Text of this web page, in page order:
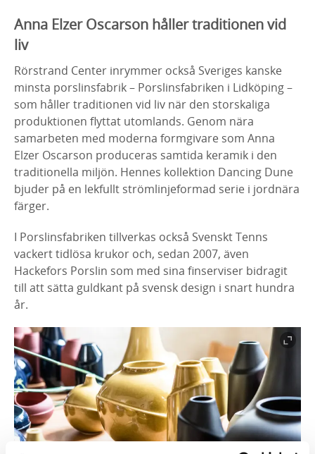
Anna Elzer Oscarson håller traditionen vid
liv
Rörstrand Center inrymmer också Sveriges kanske
minsta porslinsfabrik – Porslinsfabriken i Lidköping –
som håller traditionen vid liv när den storskaliga
produktionen flyttat utomlands. Genom nära
samarbeten med moderna formgivare som Anna
Elzer Oscarson produceras samtida keramik i den
traditionella miljön. Hennes kollektion Dancing Dune
bjuder på en lekfullt strömlinjeformad serie i jordnära
färger.
I Porslinsfabriken tillverkas också Svenskt Tenns
vackert tidlösa krukor och, sedan 2007, även
Hackefors Porslin som med sina finserviser bidragit
till att sätta guldkant på svensk design i snart hundra
år.